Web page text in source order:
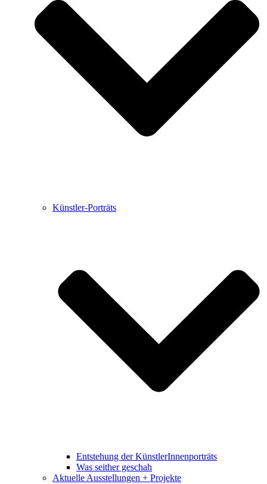
Künstler-Porträts
Entstehung der KünstlerInnenporträts
Was seither geschah
Aktuelle Ausstellungen + Projekte